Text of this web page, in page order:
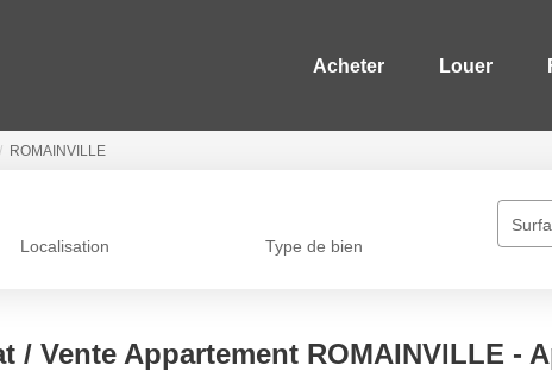
Acheter Louer
ROMAINVILLE
Localisation Type de bien
/ Vente Appartement ROMAINVILLE -